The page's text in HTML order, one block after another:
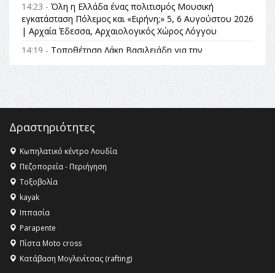
14:23 - Όλη η Ελλάδα ένας πολιτισμός Μουσική
εγκατάσταση Πόλεμος και «Ειρήνη;» 5, 6 Αυγούστου 2026
| Αρχαία Έδεσσα, Αρχαιολογικός Χώρος Λόγγου
14:19 - Τοποθέτηση Λάκη Βασιλειάδη για την
Αναθεώρηση του Συντάγματος: «Σε τέτοιες κορυφαίες
θεσμικές διαδικασίες υπάρχει μόνο η ευθύνη απέναντι
στις επόμενες γενιές»
16:35 -Το πρόγραμμα του ΠΑΟΚ στον δεύτερο γύρο του
16:27 - Όλυμπος: Εντάχθηκε στον Κατάλογο Παγκόσμιας
Κληρονομιάς της UNESCO – Ομόφωνη η απόφαση Ο
Όλυμπος αναγνωρίστηκε ως φυσικό και πολιτιστικό
αγαθό εξέχουσας οικουμενικής αξίας για την
ανθρωπότητα
16:18 -
ΣΤΗΝ ΕΔΕΣΣΑ
Δραστηριότητες
Κωπηλατικό κέντρο Λουδία
Πεζοπορεία - Περιήγηση
Τοξοβολία
kayak
Ιππασία
Parapente
Πίστα Moto cross
Κατάβαση Μογλενίτσας (rafting)